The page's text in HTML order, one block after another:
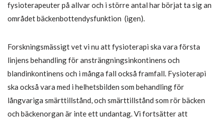
fysioterapeuter på allvar och i större antal har börjat ta sig an
området bäckenbottendysfunktion (igen).
Forskningsmässigt vet vi nu att fysioterapi ska vara första
linjens behandling för ansträngningsinkontinens och
blandinkontinens och i många fall också framfall. Fysioterapi
ska också vara med i helhetsbilden som behandling för
långvariga smärttillstånd, och smärttillstånd som rör bäcken
och bäckenorgan är inte ett undantag. Vi fortsätter att